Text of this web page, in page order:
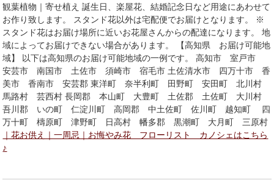
観葉植物｜寄せ植え 誕生日、楽屋花、結婚記念日など用途にあわせて
お作り致します。 スタンド花以外は宅配便でお届けとなります。 ※
スタンド花はお届け場所に近いお花屋さんからの配達になります。 地
域によってお届けできない場合があります。 【高知県 お届け可能地
域】 以下は高知県のお届け可能地域の一例です。 高知市 室戸市
安芸市 南国市 土佐市 須崎市 宿毛市 土佐清水市 四万十市 香
美市 香南市 安芸郡 東洋町 奈半利町 田野町 安田町 北川村
馬路村 芸西村 長岡郡 本山町 大豊町 土佐郡 土佐町 大川村
吾川郡 いの町 仁淀川町 高岡郡 中土佐町 佐川町 越知町 四
万十町 檮原町 津野町 日高村 幡多郡 黒潮町 大月町 三原村
｜花お供え｜一周忌｜お悔やみ花 フローリスト カノシェはこちら
♪